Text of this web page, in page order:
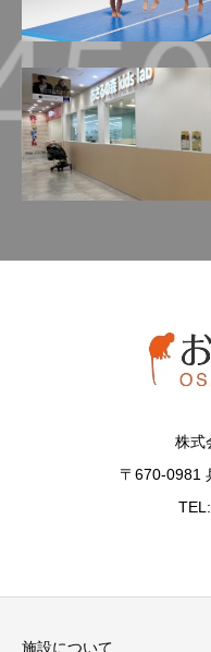
株式
〒670-0981
施設について